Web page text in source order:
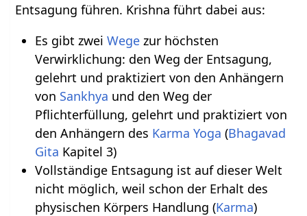
Entsagung führen. Krishna führt dabei aus:
Es gibt zwei Wegezur höchsten
Verwirklichung: den Weg der Entsagung,
gelehrt und praktiziert von den Anhängern
von Sankhya und den Weg der
Pflichterfüllung, gelehrt und praktiziert von
den Anhängern des Karma Yoga (Bhagavad
Gita Kapitel 3)
Vollständige Entsagung ist auf dieser Welt
nicht möglich, weil schon der Erhalt des
physischen Körpers Handlung (Karma)